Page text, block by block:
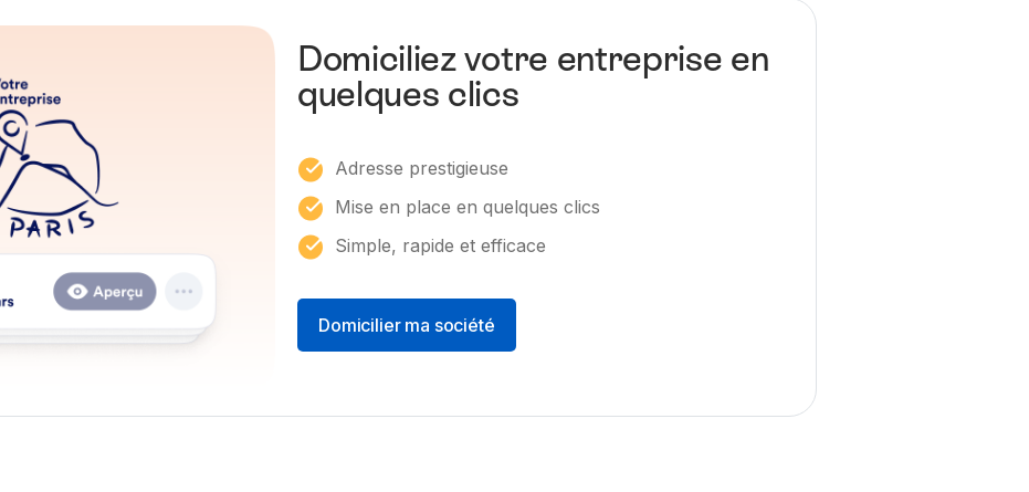
Domiciliez votre entreprise en
quelques clics
Adresse prestigieuse
Mise en place en quelques clics
Simple, rapide et efficace
Domicilier ma société